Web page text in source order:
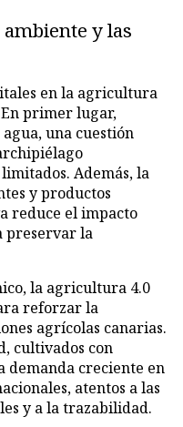
y las
en la agricultura
primer lugar,
una cuestión
Además, la
y productos
reduce el impacto
preservar la
la agricultura 4.0
reforzar la
agrícolas canarias.
cultivados con
demanda creciente en
atentos a las
y a la trazabilidad.